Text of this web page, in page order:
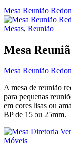
Mesa Reunião
Mesas, Reunião
Mesa
Mesa Reunião
A mesa de reunião
para pequenas
em cores lisas ou
BP de 15 ou 25mm.